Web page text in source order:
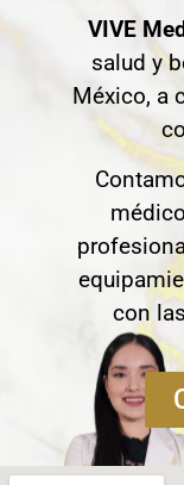
VIVE
salud y
México, a
con